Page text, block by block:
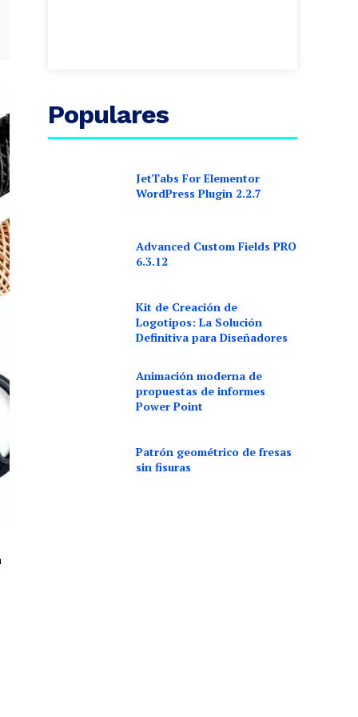
Populares
JetTabs For Elementor
WordPress Plugin 2.2.7
Advanced Custom Fields PRO
6.3.12
Kit de Creación de
Logotipos: La Solución
Definitiva para Diseñadores
Animación moderna de
propuestas de informes
Power Point
Patrón geométrico de fresas
sin fisuras